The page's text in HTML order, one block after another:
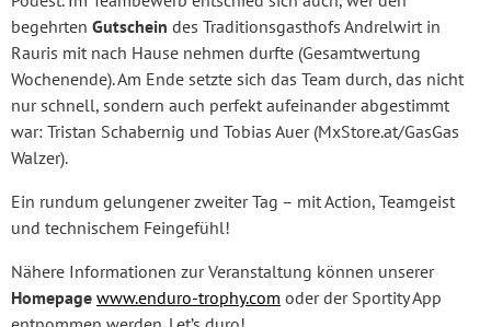
begehrten Gutschein des Traditionsgasthofs Andrelwirt in
Rauris mit nach Hause nehmen durfte (Gesamtwertung
Wochenende). Am Ende setzte sich das Team durch, das nicht
nur schnell, sondern auch perfekt aufeinander abgestimmt
war: Tristan Schabernig und Tobias Auer (MxStore.at/GasGas
Walzer).
Ein rundum gelungener zweiter Tag – mit Action, Teamgeist
und technischem Feingefühl!
Nähere Informationen zur Veranstaltung können unserer
Homepage www.enduro-trophy.com oder der Sportity App